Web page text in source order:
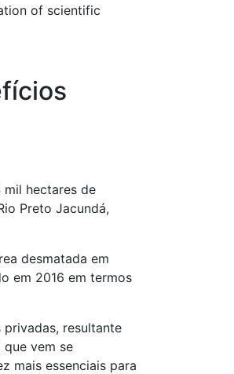
of scientific
mil hectares de
Preto Jacundá,
desmatada em
em 2016 em termos
resultante
vem se
mais essenciais para